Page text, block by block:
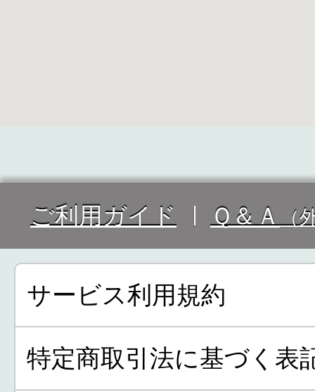
ご利用ガイド Ｑ＆Ａ （
サービス利用規約
特定商取引法に基づく表